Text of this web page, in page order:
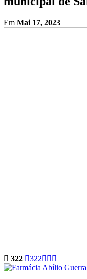
Em Mai 17, 2023
322 322